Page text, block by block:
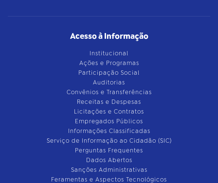
Acesso à Informação
Institucional
Ações e Programas
Participação Social
Auditorias
Convênios e Transferências
Receitas e Despesas
Licitações e Contratos
Empregados Públicos
Informações Classificadas
Serviço de Informação ao Cidadão (SIC)
Perguntas Frequentes
Dados Abertos
Sanções Administrativas
Feramentas e Aspectos Tecnológicos